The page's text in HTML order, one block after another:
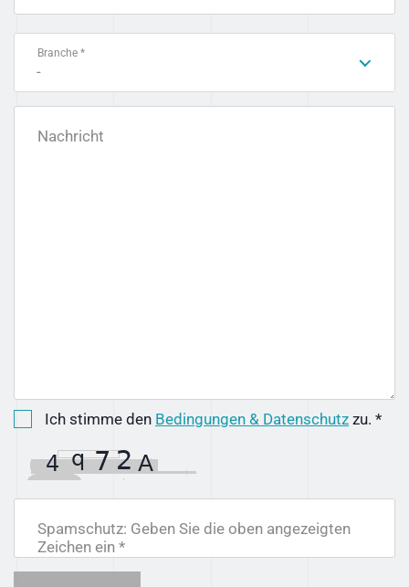
Branche *
-
Nachricht
Ich stimme den Bedingungen & Datenschutz zu. *
Spamschutz: Geben Sie die oben angezeigten
Zeichen ein *